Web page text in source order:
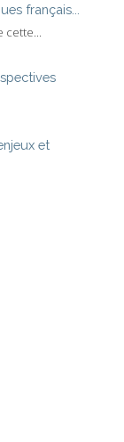
français...
cette...
et